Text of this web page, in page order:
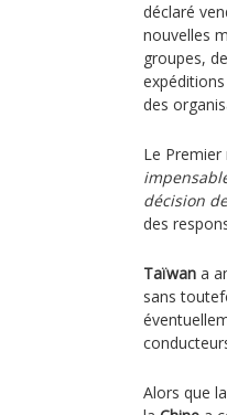
déclaré
nouvelles
groupes,
des
Le
décision
des
Taïwan a
sans
Alors que